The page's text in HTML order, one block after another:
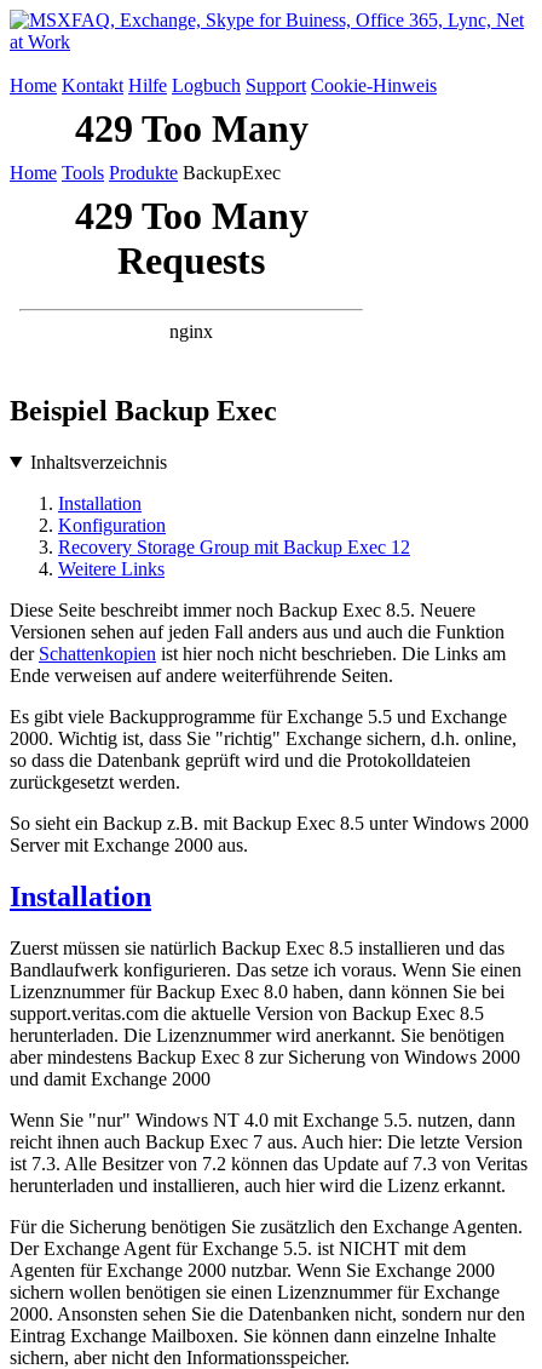
Home Kontakt Hilfe Logbuch Support Cookie-Hinweis
Home Tools Produkte BackupExec
Beispiel Backup Exec
Inhaltsverzeichnis
Installation
Konfiguration
Recovery Storage Group mit Backup Exec 12
Weitere Links
Diese Seite beschreibt immer noch Backup Exec 8.5. Neuere
Versionen sehen auf jeden Fall anders aus und auch die Funktion
der Schattenkopien ist hier noch nicht beschrieben. Die Links am
Ende verweisen auf andere weiterführende Seiten.
Es gibt viele Backupprogramme für Exchange 5.5 und Exchange
2000. Wichtig ist, dass Sie "richtig" Exchange sichern, d.h. online,
so dass die Datenbank geprüft wird und die Protokolldateien
zurückgesetzt werden.
So sieht ein Backup z.B. mit Backup Exec 8.5 unter Windows 2000
Server mit Exchange 2000 aus.
Installation
Zuerst müssen sie natürlich Backup Exec 8.5 installieren und das
Bandlaufwerk konfigurieren. Das setze ich voraus. Wenn Sie einen
Lizenznummer für Backup Exec 8.0 haben, dann können Sie bei
support.veritas.com die aktuelle Version von Backup Exec 8.5
herunterladen. Die Lizenznummer wird anerkannt. Sie benötigen
aber mindestens Backup Exec 8 zur Sicherung von Windows 2000
und damit Exchange 2000
Wenn Sie "nur" Windows NT 4.0 mit Exchange 5.5. nutzen, dann
reicht ihnen auch Backup Exec 7 aus. Auch hier: Die letzte Version
ist 7.3. Alle Besitzer von 7.2 können das Update auf 7.3 von Veritas
herunterladen und installieren, auch hier wird die Lizenz erkannt.
Für die Sicherung benötigen Sie zusätzlich den Exchange Agenten.
Der Exchange Agent für Exchange 5.5. ist NICHT mit dem
Agenten für Exchange 2000 nutzbar. Wenn Sie Exchange 2000
sichern wollen benötigen sie einen Lizenznummer für Exchange
2000. Ansonsten sehen Sie die Datenbanken nicht, sondern nur den
Eintrag Exchange Mailboxen. Sie können dann einzelne Inhalte
sichern, aber nicht den Informationsspeicher.